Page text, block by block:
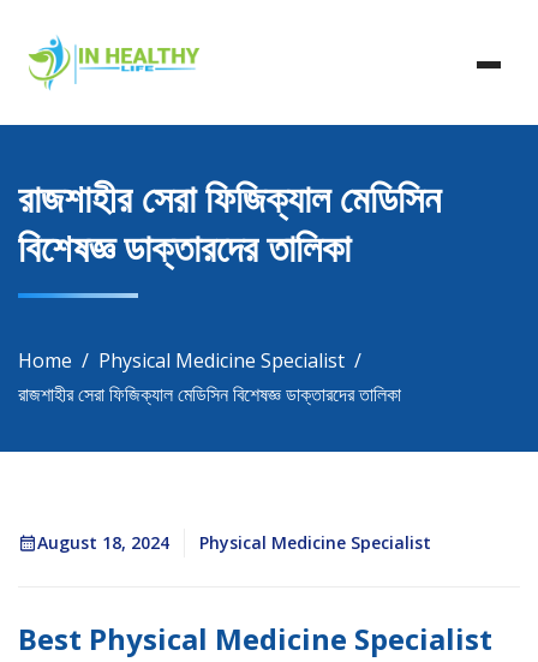
content
In Healthy Life
In Healthy Life, Healthy Life, Health Life, Doctor List,
Doctor Listing
রাজশাহীর সেরা ফিজিক্যাল মেডিসিন
বিশেষজ্ঞ ডাক্তারদের তালিকা
Home
Physical Medicine Specialist
রাজশাহীর সেরা ফিজিক্যাল মেডিসিন বিশেষজ্ঞ ডাক্তারদের তালিকা
August 18, 2024 Physical Medicine Specialist
Best Physical Medicine Specialist